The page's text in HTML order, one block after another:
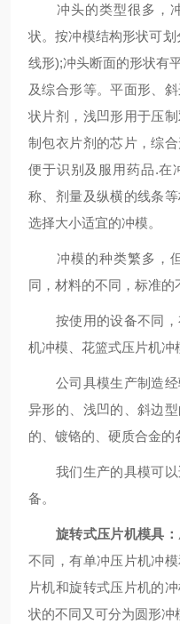
冲头的类型很多，冲
状。按冲模结构形状可
线形);冲头断面的形状有
及综合形等。平面形、
状片剂，浅凹形用于压
制包衣片剂的芯片，综
便于识别及服用药品.在
称、剂量及纵横的线条
选择大小适宜的冲模。
冲模的种类繁多，但
同，材料的不同，标准的
按使用的设备不同，
机冲模、花篮式压片机冲
公司具模生产制造经
异形的、浅凹的、斜边
的、镀铬的、硬质合金的
我们生产的具模可以
备。
旋转式压片机模具 ：
不同，有单冲压片机冲
片机和旋转式压片机的
状的不同又可分为圆形冲